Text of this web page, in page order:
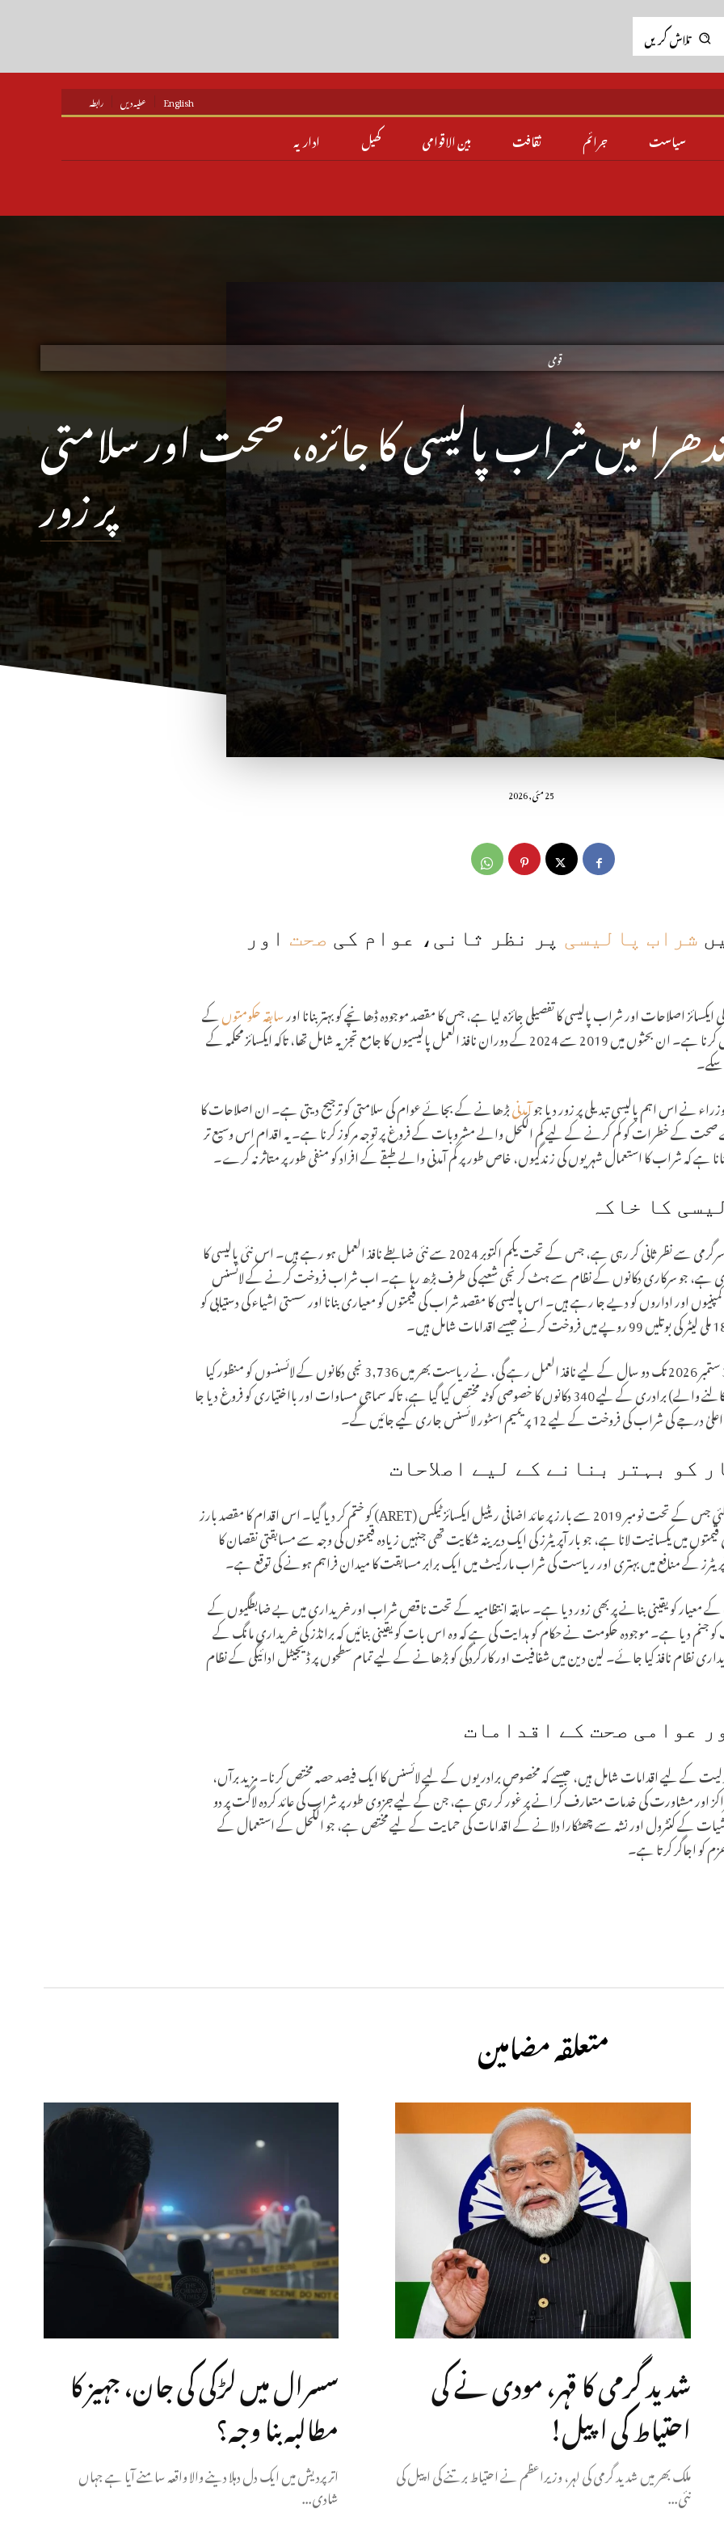
تلاش کریں
English عطیہ دیں رابطہ
سیاست جرائم ثقافت بین الاقوامی کھیل اداریہ
25 مئی, 2026
قومی
میں شراب پالیسی کا جائزہ، صحت اور سلامتی
پر زور
شراب پالیسی پر نظر ثانی، عوام کی صحت اور
اصلاحات اور شراب پالیسی کا تفصیلی جائزہ لیا ہے، جس کا مقصد موجودہ ڈھانچے کو بہتر بنانا اورسابقہ حکومتوںکے
دوران سامنے آنے والے مسائل کو حل کرنا ہے۔ ان بحثوں میں 2019 سے 2024 کے دوران نافذ العمل پالیسیوں کا جامع تجزیہ شامل تھا، تاکہ ایکسائز محکمہ کے
نے اس اہم پالیسی تبدیلی پر زور دیا جوآمدنیبڑھانے کے بجائے عوام کی سلامتی کو ترجیح دیتی ہے۔ ان اصلاحات کا
کے خطرات کو کم کرنے کے لیے کم الکحل والے مشروبات کے فروغ پر توجہ مرکوز کرنا ہے۔ یہ اقدام اس وسیع تر
ہے کہ شراب کا استعمال شہریوں کی زندگیوں، خاص طور پر کم آمدنی والے طبقے کے افراد کو منفی طور پر متاثر نہ کرے۔
کا خاکہ
ریاستی حکومت اپنی ایکسائز پالیسیوں پر سرگرمی سے نظر ثانی کر رہی ہے، جس کے تحت یکم اکتوبر 2024 سے نئی ضابطے نافذ العمل ہو رہے ہیں۔ اس نئی پالیسی کا
ہے، جو سرکاری دکانوں کے نظام سے ہٹ کر نجی شعبے کی طرف بڑھ رہا ہے۔ اب شراب فروخت کرنے کے لائسنس
اور اداروں کو دیے جا رہے ہیں۔ اس پالیسی کا مقصد شراب کی قیمتوں کو معیاری بنانا اور سستی اشیاء کی دستیابی کو
یہ نئی پالیسی، جو 12 اکتوبر 2024 سے 30 ستمبر 2026 تک دو سال کے لیے نافذ العمل رہے گی، نے ریاست بھر میں 3,736 نجی دکانوں کے لائسنسوں کو منظور کیا
ہے۔ روایتی طور پر ‘گیتا کولالو’ (تاڑی نکالنے والے) برادری کے لیے 340 دکانوں کا خصوصی کوٹہ مختص کیا گیا ہے، تاکہ سماجی مساوات اور بااختیاری کو فروغ دیا جا
کے لیے 12 پریمیم اسٹور لائسنس جاری کیے جائیں گے۔
کو بہتر بنانے کے لیے اصلاحات
جنوری 2026 میں، ایک اہم اصلاح کی گئی جس کے تحت نومبر 2019 سے بارز پر عائد اضافی ریٹیل ایکسائز ٹیکس (ARET) کو ختم کر دیا گیا۔ اس اقدام کا مقصد بارز
میں یکسانیت لانا ہے، جو بار آپریٹرز کی ایک دیرینہ شکایت تھی جنہیں زیادہ قیمتوں کی وجہ سے مسابقتی نقصان کا
کو یقینی بنانے پر بھی زور دیا ہے۔ سابقہ انتظامیہ کے تحت ناقص شراب اور خریداری میں بے ضابطگیوں کے
جنم دیا ہے۔ موجودہ حکومت نے حکام کو ہدایت کی ہے کہ وہ اس بات کو یقینی بنائیں کہ برانڈز کی خریداری مانگ کے
نظام نافذ کیا جائے۔ لین دین میں شفافیت اور کارکردگی کو بڑھانے کے لیے تمام سطحوں پر ڈیجیٹل ادائیگی کے نظام
عوامی صحت کے اقدامات
کے لیے اقدامات شامل ہیں، جیسے کہ مخصوص برادریوں کے لیے لائسنس کا ایک فیصد حصہ مختص کرنا۔ مزید برآں،
اور مشاورت کی خدمات متعارف کرانے پر غور کر رہی ہے، جن کے لیے جزوی طور پر شراب کی عائد کردہ لاگت پر دو
منشیات کے کنٹرول اور نشہ سے چھٹکارا دلانے کے اقدامات کی حمایت کے لیے مختص ہے، جو الکحل کے استعمال کے
اجاگر کرتا ہے۔
متعلقہ مضامین
شدید گرمی کا قہر، مودی نے کی
احتیاط کی اپیل!
ملک بھر میں شدید گرمی کی لہر، وزیراعظم نے احتیاط برتنے کی اپیل کی
نئی...
سسرال میں لڑکی کی جان، جہیز کا
مطالبہ بنا وجہ؟
اتر پردیش میں ایک دل دہلا دینے والا واقعہ سامنے آیا ہے جہاں
شادی...